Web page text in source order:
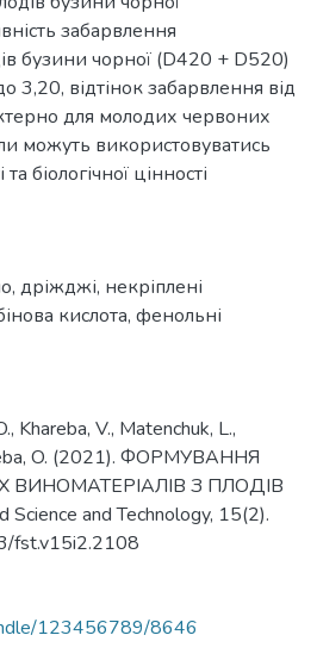
забарвлення
бузини чорної (D420 + D520)
3,20, відтінок забарвлення від
для молодих червоних
можуть використовуватись
біологічної цінності
дріжджі, некріплені
кислота, фенольні
Khareba, V., Matenchuk, L.,
O. (2021). ФОРМУВАННЯ
ВИНОМАТЕРІАЛІВ З ПЛОДІВ
and Technology, 15(2).
fst.v15i2.2108
123456789/8646